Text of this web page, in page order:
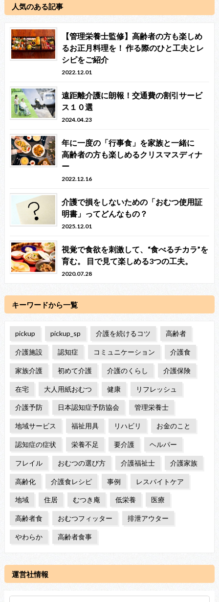
人気のある記事
【管理栄養士監修】高齢者の方も楽しめ
るお正月料理を！ 作る際のひと工夫とレ
シピをご紹介
2022.12.01
遠距離介護に朗報！交通費の割引サービ
ス１０選
2024.04.23
年に一度の「行事食」を家族と一緒に
高齢者の方も楽しめるクリスマスディナ
ー
2022.12.16
介護で損をしないための「おむつ使用証
明書」ってどんなもの？
2025.12.01
視覚で食欲を刺激して、“食べるチカラ”を
育む。 目で見て楽しめる3つの工夫。
2020.07.28
キーワードから一覧
pickup pickup_sp 介護を続けるコツ 高齢者
介護施設 認知症 コミュニケーション 介護食
家族介護 初めて介護 介護のくらし 介護保険
在宅 大人用紙おむつ 健康 リフレッシュ
介護予防 日本認知症予防協会 管理栄養士
地域サービス 福祉用具 リハビリ お金のこと
認知症の症状 栄養不足 要介護 ヘルパー
フレイル おむつの選び方 介護福祉士 介護家族
高齢化 介護食レシピ 事例 レスパイトケア
地域 住居 むつき庵 低栄養 医療
高齢者食 おむつフィッター 排泄アウター
やわらか 高齢者食事
運営社情報